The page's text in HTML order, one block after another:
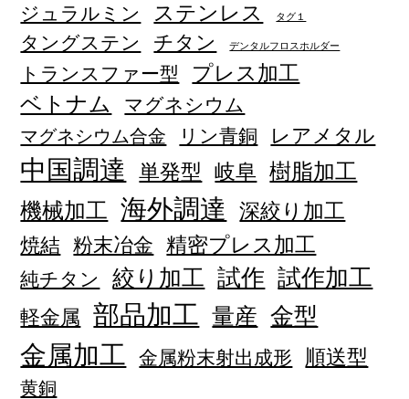
ジュラルミン ステンレス タグ１
タングステン チタン デンタルフロスホルダー
トランスファー型
プレス加工
ベトナム
マグネシウム
マグネシウム合金 リン青銅 レアメタル
中国調達 単発型 岐阜 樹脂加工
機械加工 海外調達 深絞り加工
焼結 粉末冶金 精密プレス加工
純チタン 絞り加工 試作 試作加工
軽金属 部品加工 量産 金型
金属加工 金属粉末射出成形 順送型
黄銅